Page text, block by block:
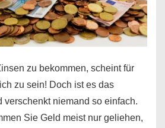
zu bekommen, scheint für
zu sein! Doch ist es das
verschenkt niemand so einfach.
Sie Geld meist nur geliehen,